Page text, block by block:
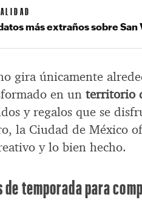
gira únicamente
en unterritorio
y regalos que se
la Ciudad de México
y lo bien hecho.
de temporada para
más extraños sobre